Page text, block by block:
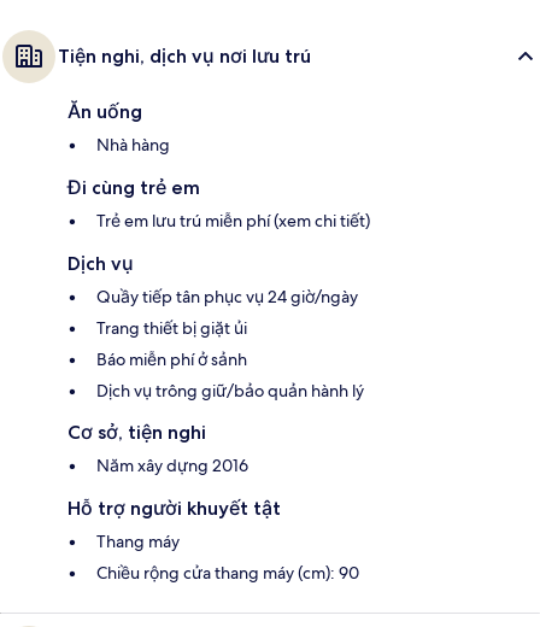
Tiện nghi, dịch vụ nơi lưu trú
Ăn uống
Nhà hàng
Đi cùng trẻ em
Trẻ em lưu trú miễn phí (xem chi tiết)
Dịch vụ
Quầy tiếp tân phục vụ 24 giờ/ngày
Trang thiết bị giặt ủi
Báo miễn phí ở sảnh
Dịch vụ trông giữ/bảo quản hành lý
Cơ sở, tiện nghi
Năm xây dựng 2016
Hỗ trợ người khuyết tật
Thang máy
Chiều rộng cửa thang máy (cm): 90